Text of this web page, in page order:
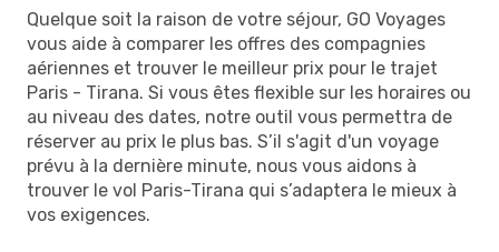
Quelque soit la raison de votre séjour, GO Voyages
vous aide à comparer les offres des compagnies
aériennes et trouver le meilleur prix pour le trajet
Paris - Tirana. Si vous êtes flexible sur les horaires ou
au niveau des dates, notre outil vous permettra de
réserver au prix le plus bas. S’il s'agit d'un voyage
prévu à la dernière minute, nous vous aidons à
trouver le vol Paris-Tirana qui s’adaptera le mieux à
vos exigences.